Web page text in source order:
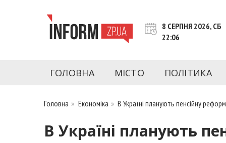
INFORM.ZP.UA – це інформаційний
Запоріжжя та Запорізької області на день.
8 СЕРПНЯ 2026, СБ
22:06
ГОЛОВНА МІСТО ПОЛІТИКА
Головна » Економіка »В Україні планують пенсійну
В Україні планують